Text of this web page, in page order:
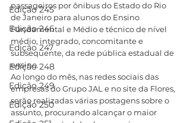
Edição 245
Edição 246
Edição 247
Edição 248
Edição 249
Edição 250
passageiros por ônibus do Estado do Rio
de Janeiro para alunos do Ensino
Fundamental e Médio e técnico de nível
médio, integrado, concomitante e
subsequente, da rede pública estadual de
ensino.
Ao longo do mês, nas redes sociais das
empresas do Grupo JAL e no site da Flores,
serão realizadas várias postagens sobre o
assunto, procurando alcançar o maior